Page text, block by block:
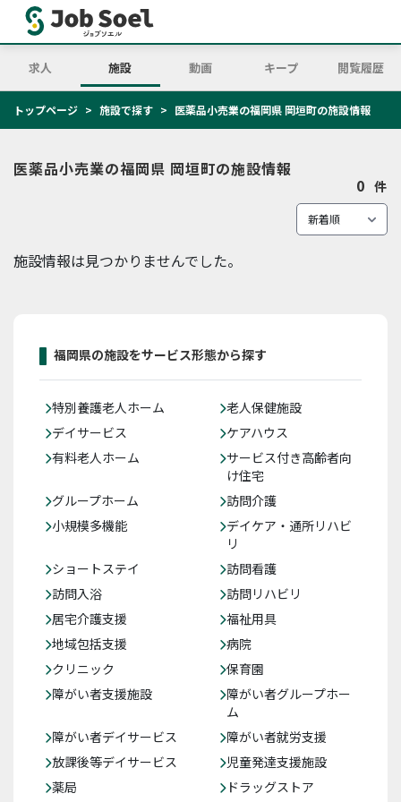
求人 施設 動画 キープ 閲覧履歴
トップページ 施設で探す 医薬品小売業の福岡県 岡垣町の施設情報
医薬品小売業の福岡県 岡垣町の施設情報
0 件
施設情報は見つかりませんでした。
福岡県の施設をサービス形態から探す
特別養護老人ホーム
老人保健施設
デイサービス
ケアハウス
有料老人ホーム
サービス付き高齢者向
け住宅
グループホーム
訪問介護
小規模多機能
デイケア・通所リハビ
リ
ショートステイ
訪問看護
訪問入浴
訪問リハビリ
居宅介護支援
福祉用具
地域包括支援
病院
クリニック
保育園
障がい者支援施設
障がい者グループホー
ム
障がい者デイサービス
障がい者就労支援
放課後等デイサービス
児童発達支援施設
薬局
ドラッグストア